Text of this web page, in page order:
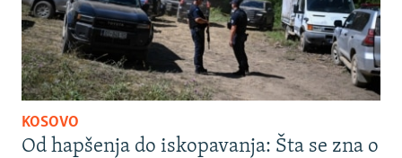
KOSOVO
Od hapšenja do iskopavanja: Šta se zna o